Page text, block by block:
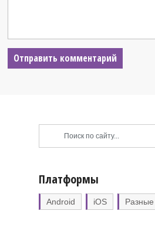
Платформы
Android iOS Разные